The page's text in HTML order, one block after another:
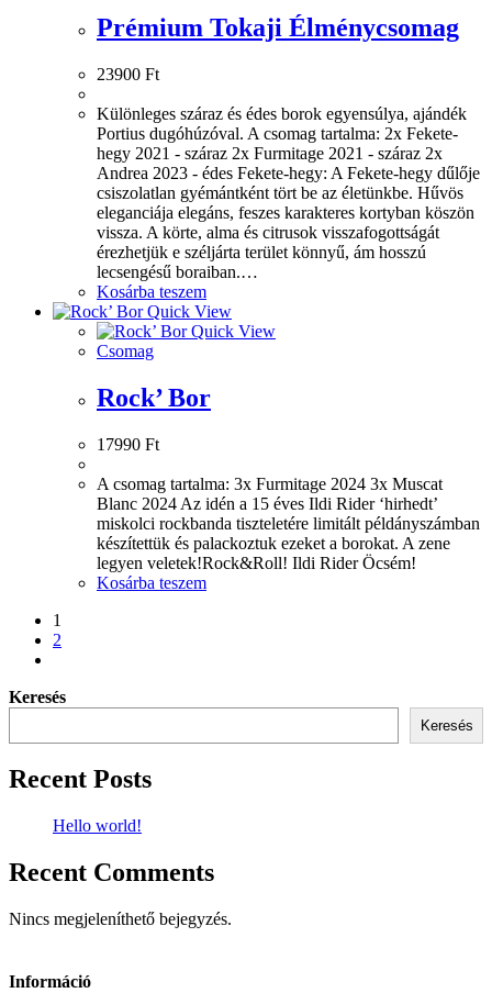
Prémium Tokaji Élménycsomag
23900 Ft
Különleges száraz és édes borok egyensúlya, ajándék
Portius dugóhúzóval. A csomag tartalma: 2x Fekete-
hegy 2021 - száraz 2x Furmitage 2021 - száraz 2x
Andrea 2023 - édes Fekete-hegy: A Fekete-hegy dűlője
csiszolatlan gyémántként tört be az életünkbe. Hűvös
eleganciája elegáns, feszes karakteres kortyban köszön
vissza. A körte, alma és citrusok visszafogottságát
érezhetjük e széljárta terület könnyű, ám hosszú
lecsengésű boraiban.…
Kosárba teszem
Quick View
Quick View
Csomag
Rock’ Bor
17990 Ft
A csomag tartalma: 3x Furmitage 2024 3x Muscat
Blanc 2024 Az idén a 15 éves Ildi Rider ‘hirhedt’
miskolci rockbanda tiszteletére limitált példányszámban
készítettük és palackoztuk ezeket a borokat. A zene
legyen veletek!Rock&Roll! Ildi Rider Öcsém!
Kosárba teszem
1
2
Keresés
Keresés
Recent Posts
Hello world!
Recent Comments
Nincs megjeleníthető bejegyzés.
Információ